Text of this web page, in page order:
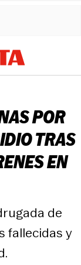
POR
TRAS
EN
de
fallecidas y